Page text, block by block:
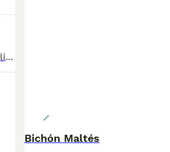
precioso machito de bichon maltéslisto para ir a su nuevo hogar,línea americana/coreana se entrega vacunado y desparasitado acorde a su edad, garantía vírica. Kit de inicio royal canin. Mas información contactar 623405567
Bichón Maltés